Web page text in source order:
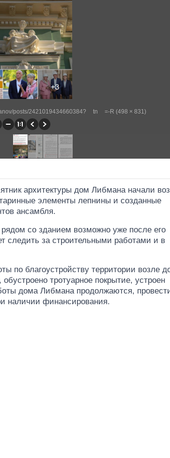
posts/2421019434660384?__tn__=-R (498 × 831)
архитектуры дом Либмана начали
элементы лепнины и созданные
ансамбля.
со зданием возможно уже после его
следить за строительными работами и в
по благоустройству территории возле
тротуарное покрытие, устроен
дома Либмана продолжаются,
наличии финансирования.